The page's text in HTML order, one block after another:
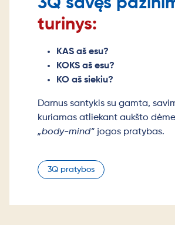
3Q savęs
turinys:
KAS aš esu?
KOKS aš esu?
KO aš siekiu?
Darnus santykis su gamta,
kuriamas atliekant aukšto
„body-mind“ jogos pratybas.
3Q pratybos